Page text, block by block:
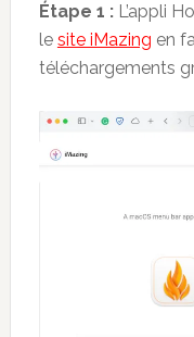
Étape 1 :L’appli
le site iMazing en
téléchargements